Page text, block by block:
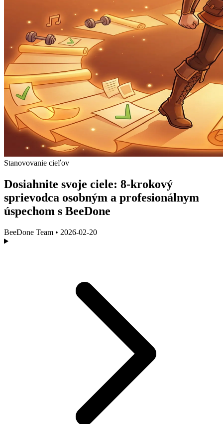
Stanovovanie cieľov
Dosiahnite svoje ciele: 8-krokový
sprievodca osobným a profesionálnym
úspechom s BeeDone
BeeDone Team • 2026-02-20